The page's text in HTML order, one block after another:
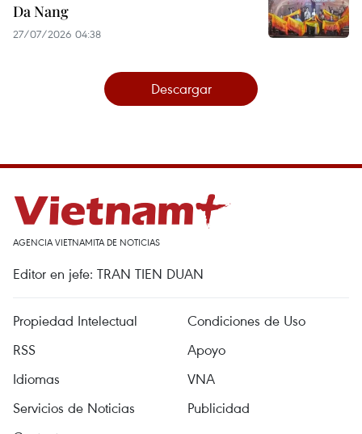
Da Nang
27/07/2026 04:38
Descargar
AGENCIA VIETNAMITA DE NOTICIAS
Editor en jefe: TRAN TIEN DUAN
Propiedad Intelectual
Condiciones de Uso
RSS
Apoyo
Idiomas
VNA
Servicios de Noticias
Publicidad